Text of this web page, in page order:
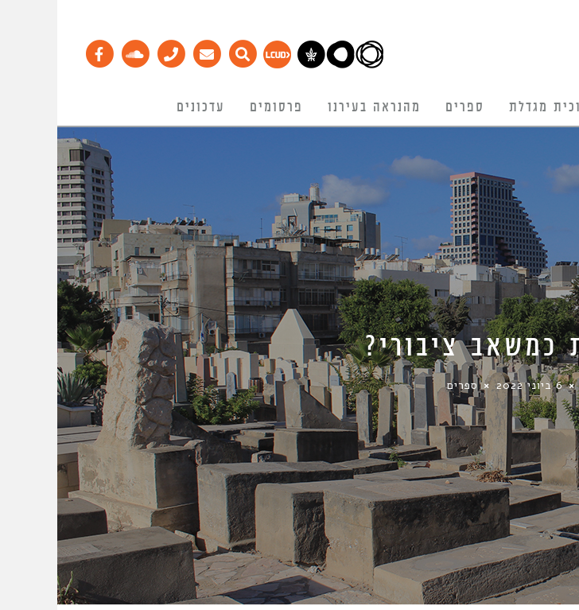
מגדלת ספרים מהנראה בעירנו פרסומים עדכונים
כמשאב ציבורי?
6 ביוני 2022 ספרים